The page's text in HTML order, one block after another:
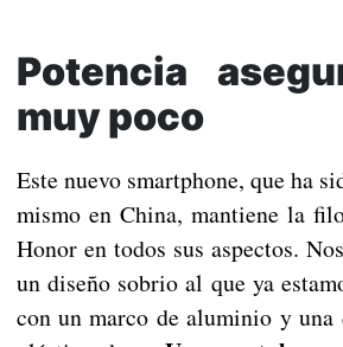
Potencia
muy poco
Este nuevo smartphone, que ha
mismo en China, mantiene la
Honor en todos sus aspectos.
un diseño sobrio al que ya
con un marco de aluminio y una